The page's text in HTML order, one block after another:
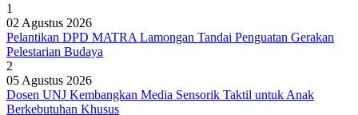
1
02 Agustus 2026
Pelantikan DPD MATRA Lamongan Tandai Penguatan Gerakan
Pelestarian Budaya
2
05 Agustus 2026
Dosen UNJ Kembangkan Media Sensorik Taktil untuk Anak
Berkebutuhan Khusus